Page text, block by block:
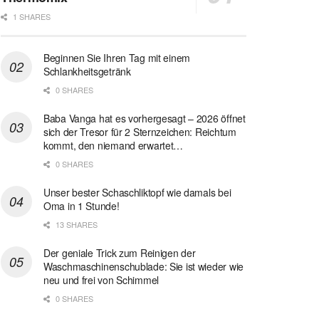
1 SHARES
Beginnen Sie Ihren Tag mit einem
Schlankheitsgetränk
0 SHARES
Baba Vanga hat es vorhergesagt – 2026 öffnet
sich der Tresor für 2 Sternzeichen: Reichtum
kommt, den niemand erwartet…
0 SHARES
Unser bester Schaschliktopf wie damals bei
Oma in 1 Stunde!
13 SHARES
Der geniale Trick zum Reinigen der
Waschmaschinenschublade: Sie ist wieder wie
neu und frei von Schimmel
0 SHARES